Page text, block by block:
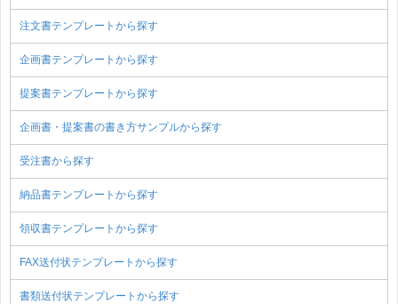
注文書テンプレートから探す
企画書テンプレートから探す
提案書テンプレートから探す
企画書・提案書の書き方サンプルから探す
受注書から探す
納品書テンプレートから探す
領収書テンプレートから探す
FAX送付状テンプレートから探す
書類送付状テンプレートから探す